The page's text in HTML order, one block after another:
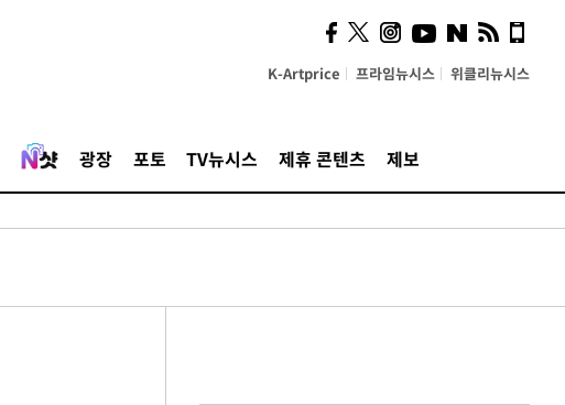
K-Artprice 프라임뉴시스 위클리뉴시스
광장 포토 TV뉴시스 제휴 콘텐츠 제보
사이 해답 찾았죠"…알을
깨고 나온 '초자아'